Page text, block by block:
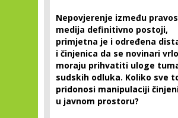
Nepovjerenje između
medija definitivno postoji,
primjetna je i određena
i činjenica da se novinari
moraju prihvatiti uloge
sudskih odluka. Koliko sve
pridonosi manipulaciji
u javnom prostoru?